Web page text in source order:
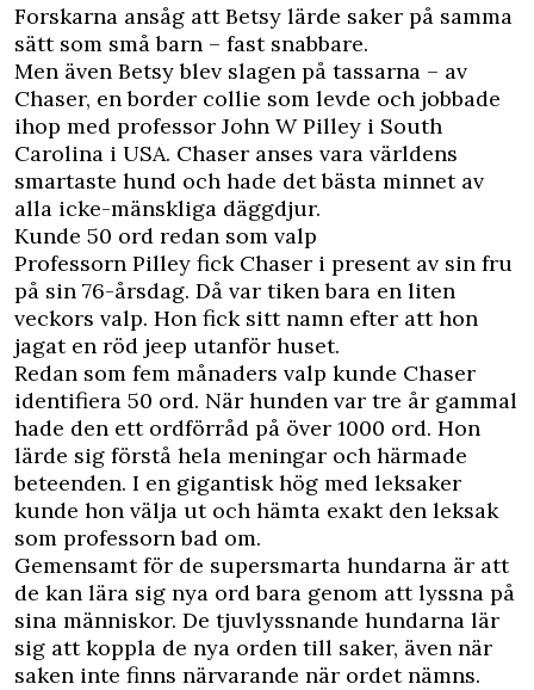
Forskarna ansåg att Betsy lärde saker på samma
sätt som små barn – fast snabbare.
Men även Betsy blev slagen på tassarna – av
Chaser, en border collie som levde och jobbade
ihop med professor John W Pilley i South
Carolina i USA. Chaser anses vara världens
smartaste hund och hade det bästa minnet av
alla icke-mänskliga däggdjur.
Kunde 50 ord redan som valp
Professorn Pilley fick Chaser i present av sin fru
på sin 76-årsdag. Då var tiken bara en liten
veckors valp. Hon fick sitt namn efter att hon
jagat en röd jeep utanför huset.
Redan som fem månaders valp kunde Chaser
identifiera 50 ord. När hunden var tre år gammal
hade den ett ordförråd på över 1000 ord. Hon
lärde sig förstå hela meningar och härmade
beteenden. I en gigantisk hög med leksaker
kunde hon välja ut och hämta exakt den leksak
som professorn bad om.
Gemensamt för de supersmarta hundarna är att
de kan lära sig nya ord bara genom att lyssna på
sina människor. De tjuvlyssnande hundarna lär
sig att koppla de nya orden till saker, även när
saken inte finns närvarande när ordet nämns.